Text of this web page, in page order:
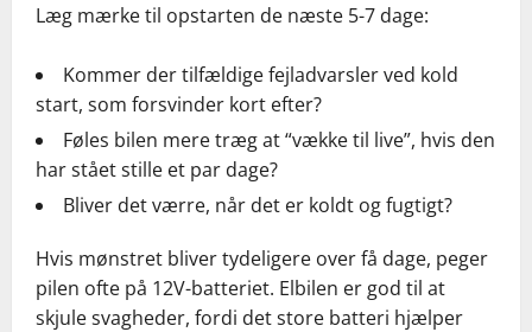
Læg mærke til opstarten de næste 5-7 dage:
Kommer der tilfældige fejladvarsler ved kold
start, som forsvinder kort efter?
Føles bilen mere træg at “vække til live”, hvis den
har stået stille et par dage?
Bliver det værre, når det er koldt og fugtigt?
Hvis mønstret bliver tydeligere over få dage, peger
pilen ofte på 12V-batteriet. Elbilen er god til at
skjule svagheder, fordi det store batteri hjælper